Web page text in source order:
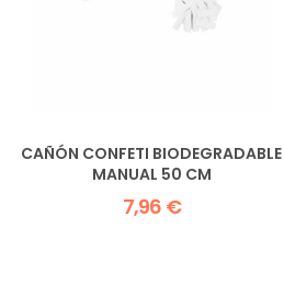
CAÑÓN CONFETI BIODEGRADABLE
MANUAL 50 CM
7,96 €